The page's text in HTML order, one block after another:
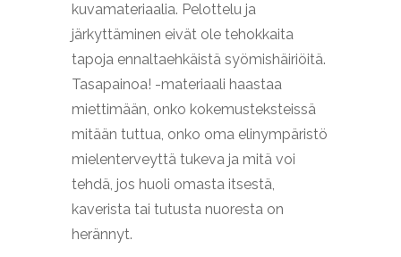
kuvamateriaalia. Pelottelu ja
järkyttäminen eivät ole tehokkaita
tapoja ennaltaehkäistä syömishäiriöitä.
Tasapainoa! -materiaali haastaa
miettimään, onko kokemusteksteissä
mitään tuttua, onko oma elinympäristö
mielenterveyttä tukeva ja mitä voi
tehdä, jos huoli omasta itsestä,
kaverista tai tutusta nuoresta on
herännyt.